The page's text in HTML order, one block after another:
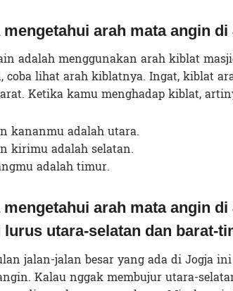
mengetahui arah mata angin
adalah menggunakan arah kiblat
coba lihat arah kiblatnya. Ingat, kiblat
Ketika kamu menghadap kiblat,
kananmu adalah utara.
kirimu adalah selatan.
adalah timur.
mengetahui arah mata angin
lurus utara-selatan dan barat-
jalan-jalan besar yang ada di Jogja
Kalau nggak membujur utara-